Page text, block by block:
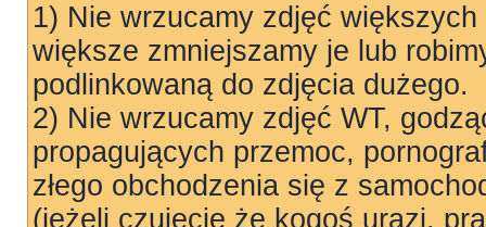
1) Nie wrzucamy zdjęć
większe zmniejszamy je lub
podlinkowaną do zdjęcia dużego.
2) Nie wrzucamy zdjęć WT,
propagujących przemoc,
złego obchodzenia się z
(jeżeli czujecie że kogoś urazi,